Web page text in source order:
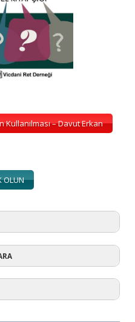
Kullanılması – Davut Erkan
OLUN